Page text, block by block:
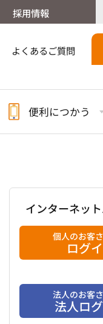
採用情報
よくあるご質問
便利につかう
インターネッ
個人のお客
ログ
法人のお客
法人ロ